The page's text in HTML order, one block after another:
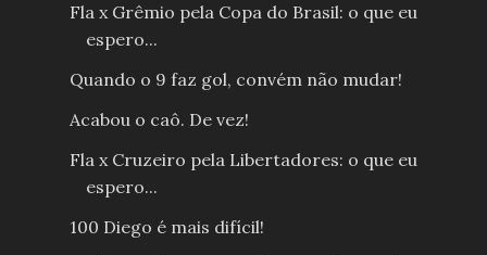
Fla x Grêmio pela Copa do Brasil: o que eu
espero...
Quando o 9 faz gol, convém não mudar!
Acabou o caô. De vez!
Fla x Cruzeiro pela Libertadores: o que eu
espero...
100 Diego é mais difícil!